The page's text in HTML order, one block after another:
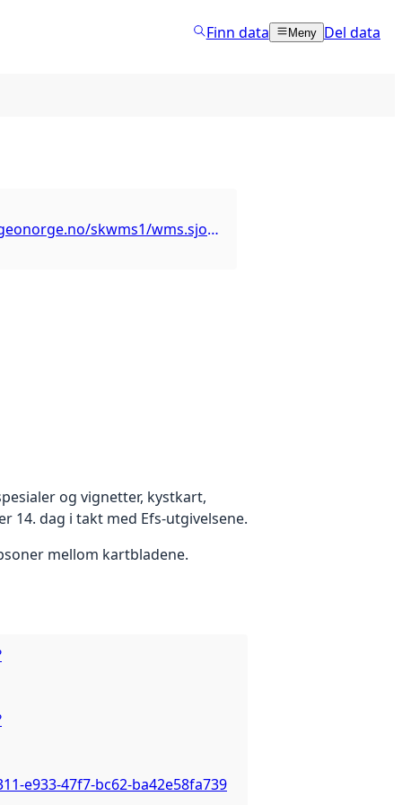
Finn data Meny Del data
https://wms.geonorge.no/skwms1/wms.sjokartraster2?service=wms&version=1.3.0&request=getcapabilities
og vignetter, kystkart,
14. dag i takt med Efs-utgivelsene.
mellom kartbladene.
e933-47f7-bc62-ba42e58fa739